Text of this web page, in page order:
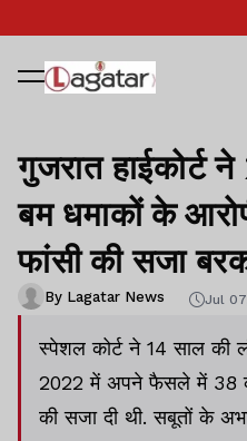
गुजरात हाईकोर्ट
बम धमाकों के
फांसी की सजा
By Lagatar News Jul
स्पेशल कोर्ट ने 14 साल की
2022 में अपने फैसले में 38
की सजा दी थी. सबूतों के